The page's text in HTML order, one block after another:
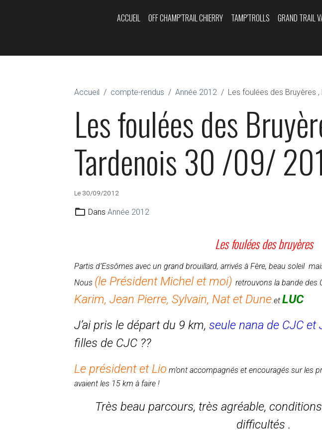
ACCUEIL OFF CHAMP'TRAIL CHIERRY TAMP'TROLLS GRAND TRAIL
Accueil compte-rendus Année 2012 Les foulées des Bruyères
Les foulées des
Tardenois 30 /09/
Le 30/09/2012
DansAnnée 2012
Les foulées des bruyères
Partis d’Essômes avec un grand brouillard, arrivés à Fère, beau soleil
Nous (le Président Michel et moi)retrouvons la bande des
Karim, Jean Pierre, Sylvain, Nat et Dune.etLUC
J’ai pris le départ du 9 km,seule nana de CJC et
filles de CJC ??
Le président et Lio m’ont accompagnés et encouragés sur les
avaient les 15 km à faire !
Très beau parcours, très agréable,
difficultés .